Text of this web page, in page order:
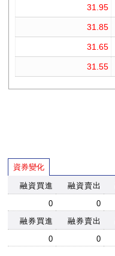
資券變化
融資買進 融資賣出
0
0
融券買進
融券賣出
0
0